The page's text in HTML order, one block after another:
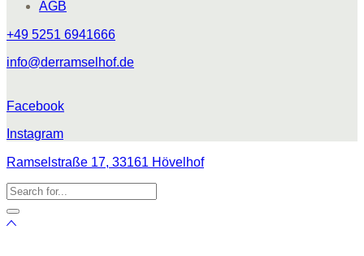
AGB
+49 5251 6941666
info@derramselhof.de
Facebook
Instagram
Ramselstraße 17, 33161 Hövelhof